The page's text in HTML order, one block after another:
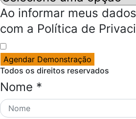
Ao informar meus
com a Política de
Agendar Demonstração
Todos os direitos reservados
Nome *